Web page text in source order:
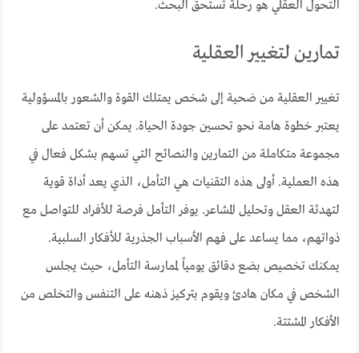
التحول العقلي هو رحلة تستحق البحث.
تمارين لتغيير العقلية
تغيير العقلية من ضحية إلى شخص يمتلك القوة والشعور بالمسؤولية
يعتبر خطوة هامة نحو تحسين جودة الحياة. يمكن أن تعتمد على
مجموعة متكاملة من التمارين والنصائح التي تسهم بشكل فعال في
هذه العملية. أولى هذه التقنيات هي التأمل، الذي يعد أداة قوية
لتهدئة العقل وتحليل المشاعر. يوفر التأمل فرصة للأفراد للتواصل مع
ذواتهم، مما يساعد على فهم الأسباب الجذرية للأفكار السلبية.
يمكنك تخصيص بضع دقائق يومياً لممارسة التأمل، حيث يجلس
الشخص في مكان هادئ ويقوم بتركيز ذهنه على التنفس والتخلص من
الأفكار المشتتة.